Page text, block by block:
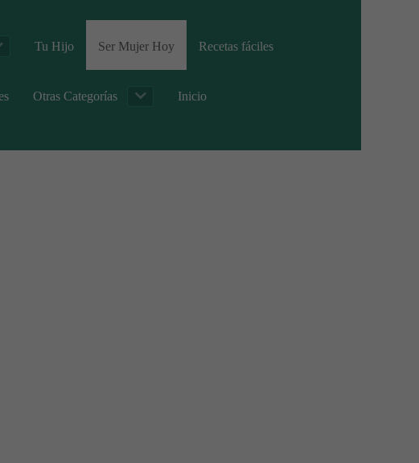
Tu Hijo Ser Mujer Hoy Recetas fáciles
Otras Categorías Inicio